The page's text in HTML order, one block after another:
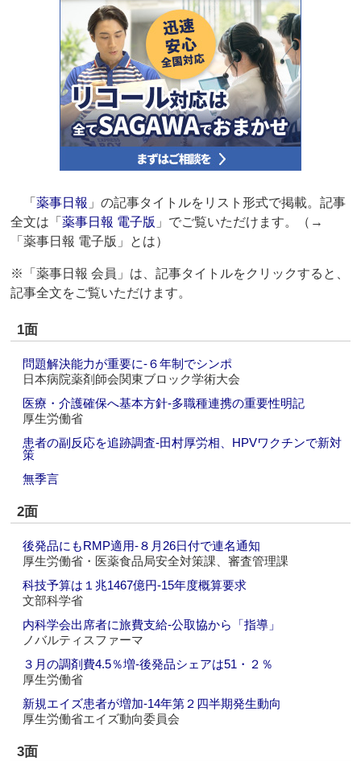
「薬事日報 」の記事タイトルをリスト形式で掲載。記事
全文は「薬事日報 電子版 」でご覧いただけます。（→
「薬事日報 電子版」とは）
※「薬事日報 会員」は、記事タイトルをクリックすると、
記事全文をご覧いただけます。
1面
問題解決能力が重要に‐６年制でシンポ
日本病院薬剤師会関東ブロック学術大会
医療・介護確保へ基本方針‐多職種連携の重要性明記
厚生労働省
患者の副反応を追跡調査‐田村厚労相、HPVワクチンで新対
策
無季言
2面
後発品にもRMP適用‐８月26日付で連名通知
厚生労働省・医薬食品局安全対策課、審査管理課
科技予算は１兆1467億円‐15年度概算要求
文部科学省
内科学会出席者に旅費支給‐公取協から「指導」
ノバルティスファーマ
３月の調剤費4.5％増‐後発品シェアは51・２％
厚生労働省
新規エイズ患者が増加‐14年第２四半期発生動向
厚生労働省エイズ動向委員会
3面